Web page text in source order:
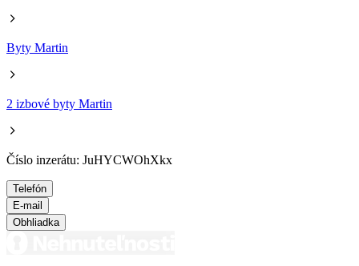
Byty Martin
2 izbové byty Martin
Číslo inzerátu: JuHYCWOhXkx
Telefón
E-mail
Obhliadka